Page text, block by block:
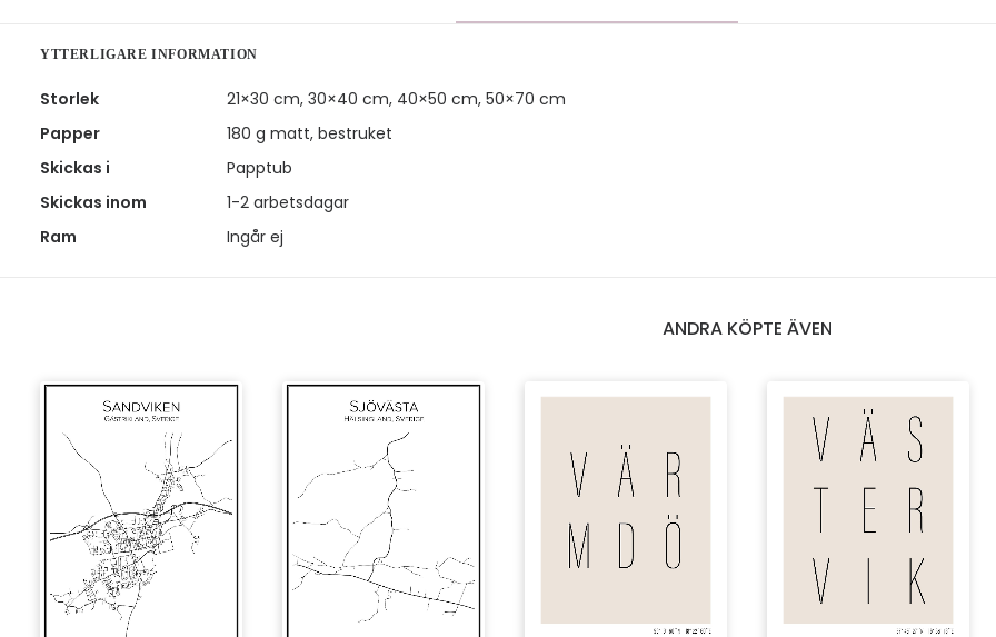
YTTERLIGARE INFORMATION
Storlek
21×30 cm, 30×40 cm, 40×50 cm, 50×70 cm
Papper
180 g matt, bestruket
Skickas i
Papptub
Skickas inom
1-2 arbetsdagar
Ram
Ingår ej
ANDRA KÖPTE ÄVEN